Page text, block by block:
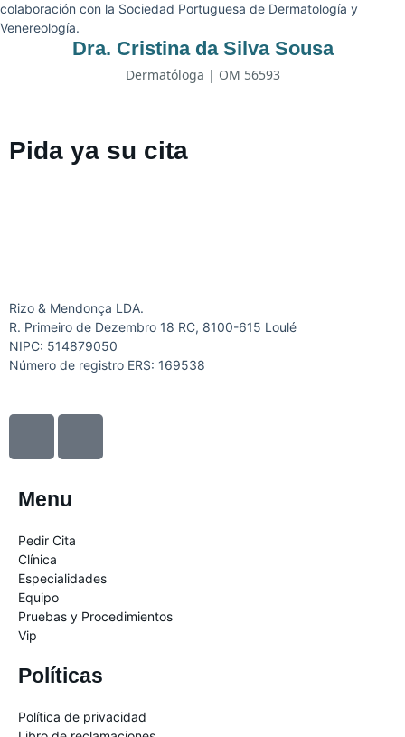
colaboración con la Sociedad Portuguesa de Dermatología y
Venereología.
Dra. Cristina da Silva Sousa
Dermatóloga | OM 56593
Pida ya su cita
Rizo & Mendonça LDA.
R. Primeiro de Dezembro 18 RC, 8100-615 Loulé
NIPC: 514879050
Número de registro ERS: 169538
n
-
f
a
c
e
b
o
o
s
t
a
r
m
Menu
Pedir Cita
Clínica
Especialidades
Equipo
Pruebas y Procedimientos
Vip
Políticas
Política de privacidad